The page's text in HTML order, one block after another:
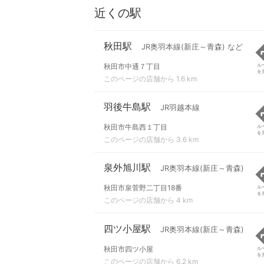
近くの駅
秋田駅 JR奥羽本線(新庄～青森) など
秋田市中通７丁目
このページの店舗から 1.6 km
ル
を
羽後牛島駅 JR羽越本線
秋田市牛島西１丁目
このページの店舗から 3.6 km
ル
を
泉外旭川駅 JR奥羽本線(新庄～青森)
秋田市泉菅野二丁目18番
このページの店舗から 4 km
ル
を
四ツ小屋駅 JR奥羽本線(新庄～青森)
秋田市四ツ小屋
このページの店舗から 6.2 km
ル
を